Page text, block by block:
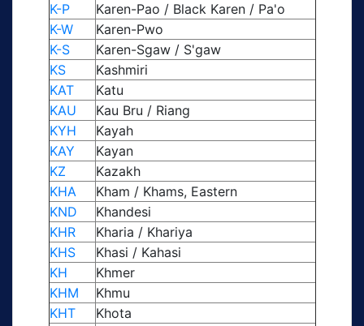
K-P
Karen-Pao / Black Karen / Pa'o
K-W
Karen-Pwo
K-S
Karen-Sgaw / S'gaw
KS
Kashmiri
KAT
Katu
KAU
Kau Bru / Riang
KYH
Kayah
KAY
Kayan
KZ
Kazakh
KHA
Kham / Khams, Eastern
KND
Khandesi
KHR
Kharia / Khariya
KHS
Khasi / Kahasi
KH
Khmer
KHM
Khmu
KHT
Khota